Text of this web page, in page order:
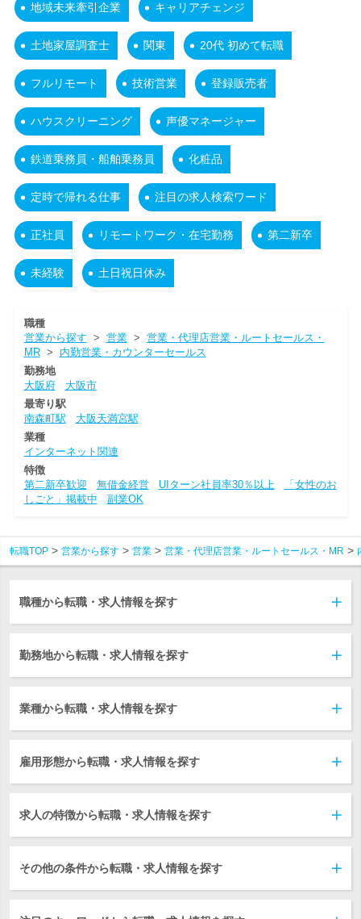
地域未来牽引企業 キャリアチェンジ
土地家屋調査士 関東 20代 初めて転職
フルリモート 技術営業 登録販売者
ハウスクリーニング 声優マネージャー
鉄道乗務員・船舶乗務員 化粧品
定時で帰れる仕事 注目の求人検索ワード
正社員 リモートワーク・在宅勤務 第二新卒
未経験 土日祝日休み
職種
営業から探す > 営業> 営業・代理店営業・ルートセールス・
MR> 内勤営業・カウンターセールス
勤務地
大阪府
大阪市
最寄り駅
南森町駅
大阪天満宮駅
業種
インターネット関連
特徴
第二新卒歓迎
無借金経営 UIターン社員率30％以上
「女性のお
しごと」掲載中
副業OK
転職TOP 営業から探す 営業 営業・代理店営業・ルートセールス・MR
職種から転職・求人情報を探す
勤務地から転職・求人情報を探す
業種から転職・求人情報を探す
雇用形態から転職・求人情報を探す
求人の特徴から転職・求人情報を探す
その他の条件から転職・求人情報を探す